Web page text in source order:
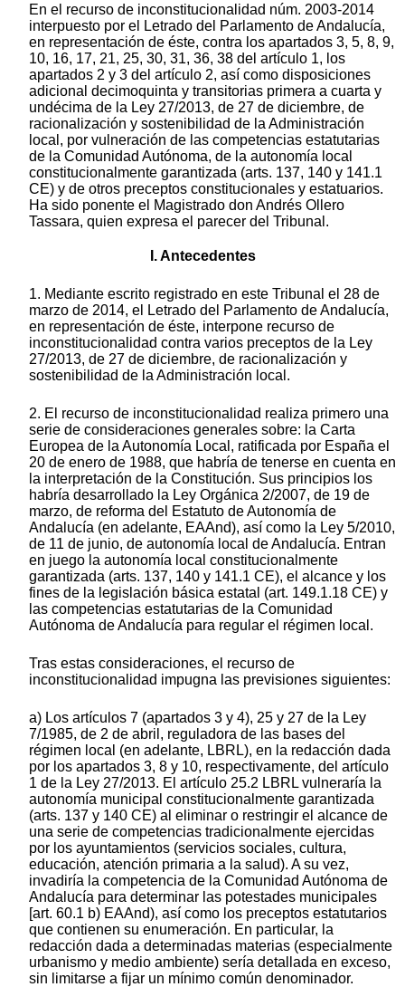
En el recurso de inconstitucionalidad núm. 2003-2014
interpuesto por el Letrado del Parlamento de Andalucía,
en representación de éste, contra los apartados 3, 5, 8, 9,
10, 16, 17, 21, 25, 30, 31, 36, 38 del artículo 1, los
apartados 2 y 3 del artículo 2, así como disposiciones
adicional decimoquinta y transitorias primera a cuarta y
undécima de la Ley 27/2013, de 27 de diciembre, de
racionalización y sostenibilidad de la Administración
local, por vulneración de las competencias estatutarias
de la Comunidad Autónoma, de la autonomía local
constitucionalmente garantizada (arts. 137, 140 y 141.1
CE) y de otros preceptos constitucionales y estatuarios.
Ha sido ponente el Magistrado don Andrés Ollero
Tassara, quien expresa el parecer del Tribunal.
I. Antecedentes
1. Mediante escrito registrado en este Tribunal el 28 de
marzo de 2014, el Letrado del Parlamento de Andalucía,
en representación de éste, interpone recurso de
inconstitucionalidad contra varios preceptos de la Ley
27/2013, de 27 de diciembre, de racionalización y
sostenibilidad de la Administración local.
2. El recurso de inconstitucionalidad realiza primero una
serie de consideraciones generales sobre: la Carta
Europea de la Autonomía Local, ratificada por España el
20 de enero de 1988, que habría de tenerse en cuenta en
la interpretación de la Constitución. Sus principios los
habría desarrollado la Ley Orgánica 2/2007, de 19 de
marzo, de reforma del Estatuto de Autonomía de
Andalucía (en adelante, EAAnd), así como la Ley 5/2010,
de 11 de junio, de autonomía local de Andalucía. Entran
en juego la autonomía local constitucionalmente
garantizada (arts. 137, 140 y 141.1 CE), el alcance y los
fines de la legislación básica estatal (art. 149.1.18 CE) y
las competencias estatutarias de la Comunidad
Autónoma de Andalucía para regular el régimen local.
Tras estas consideraciones, el recurso de
inconstitucionalidad impugna las previsiones siguientes:
a) Los artículos 7 (apartados 3 y 4), 25 y 27 de la Ley
7/1985, de 2 de abril, reguladora de las bases del
régimen local (en adelante, LBRL), en la redacción dada
por los apartados 3, 8 y 10, respectivamente, del artículo
1 de la Ley 27/2013. El artículo 25.2 LBRL vulneraría la
autonomía municipal constitucionalmente garantizada
(arts. 137 y 140 CE) al eliminar o restringir el alcance de
una serie de competencias tradicionalmente ejercidas
por los ayuntamientos (servicios sociales, cultura,
educación, atención primaria a la salud). A su vez,
invadiría la competencia de la Comunidad Autónoma de
Andalucía para determinar las potestades municipales
[art. 60.1 b) EAAnd), así como los preceptos estatutarios
que contienen su enumeración. En particular, la
redacción dada a determinadas materias (especialmente
urbanismo y medio ambiente) sería detallada en exceso,
sin limitarse a fijar un mínimo común denominador.